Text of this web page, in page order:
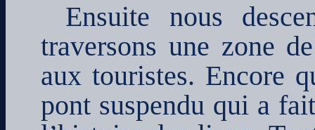
Ensuite nous
traversons une zone
aux touristes. Encore
pont suspendu qui a